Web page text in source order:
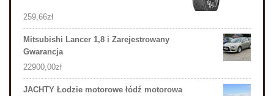
259,66zł
Mitsubishi Lancer 1,8 i Zarejestrowany
Gwarancja
22900,00zł
JACHTY Łodzie motorowe łódź motorowa